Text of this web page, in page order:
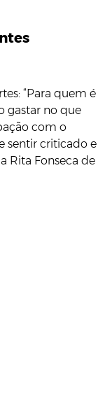
“Para quem é
gastar no que
com o
sentir criticado e
Rita Fonseca de